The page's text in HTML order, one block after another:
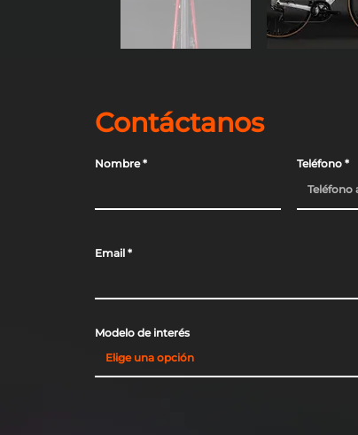
Contáctanos
Nombre Teléfono
Email
Modelo de interés